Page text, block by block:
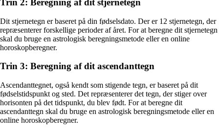
Trin 2: Beregning af dit stjernetegn
Dit stjernetegn er baseret på din fødselsdato. Der er 12 stjernetegn, der
repræsenterer forskellige perioder af året. For at beregne dit stjernetegn
skal du bruge en astrologisk beregningsmetode eller en online
horoskopberegner.
Trin 3: Beregning af dit ascendanttegn
Ascendanttegnet, også kendt som stigende tegn, er baseret på dit
fødselstidspunkt og sted. Det repræsenterer det tegn, der stiger over
horisonten på det tidspunkt, du blev født. For at beregne dit
ascendanttegn skal du bruge en astrologisk beregningsmetode eller en
online horoskopberegner.